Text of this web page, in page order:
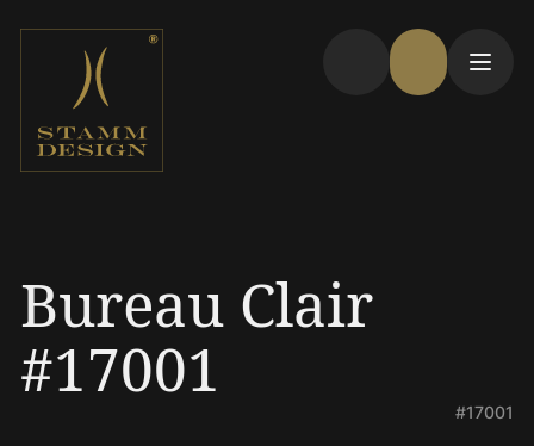
Bureau Clair
#17001
#17001